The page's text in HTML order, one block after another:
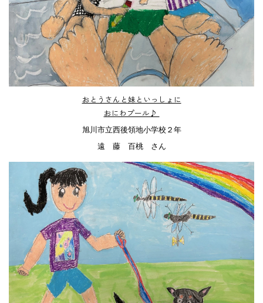
おとうさんと妹といっしょに
おにわプール♪
旭川市立西後領地小学校２年
遠 藤 百桃 さん